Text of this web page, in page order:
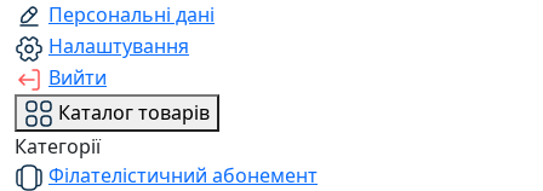
Персональні дані
Налаштування
Вийти
Каталог товарів
Категорії
Філателістичний абонемент